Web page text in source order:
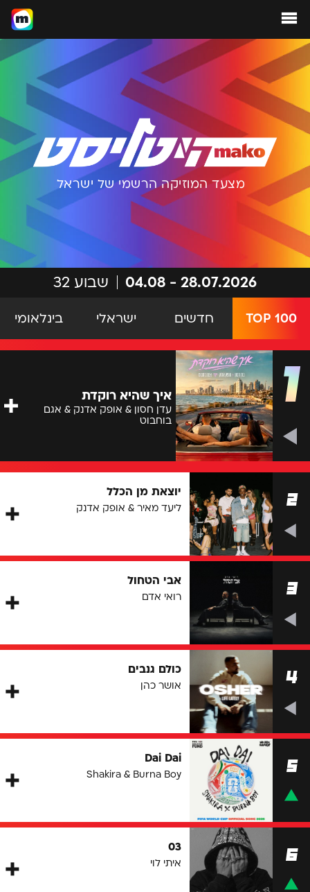
מצעד המוזיקה הרשמי של ישראל
04.08 - 28.07.2026 שבוע 32
TOP 100 חדשים ישראלי בינלאומי
1 איך שהיא רוקדת
עדן חסון & אופק אדנק & אגם
בוחבוט
2 יוצאת מן הכלל
ליעד מאיר & אופק אדנק
3 אבי הטחול
רואי אדם
4 כולם גנבים
אושר כהן
5
Dai Dai
Shakira & Burna Boy
6
03
איתי לוי